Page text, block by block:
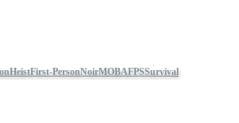
HeistFirst-PersonNoirMOBAFPSSurvival